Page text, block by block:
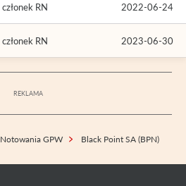
członek RN 2022-06-24
członek RN 2023-06-30
Notowania GPW Black Point SA (BPN)